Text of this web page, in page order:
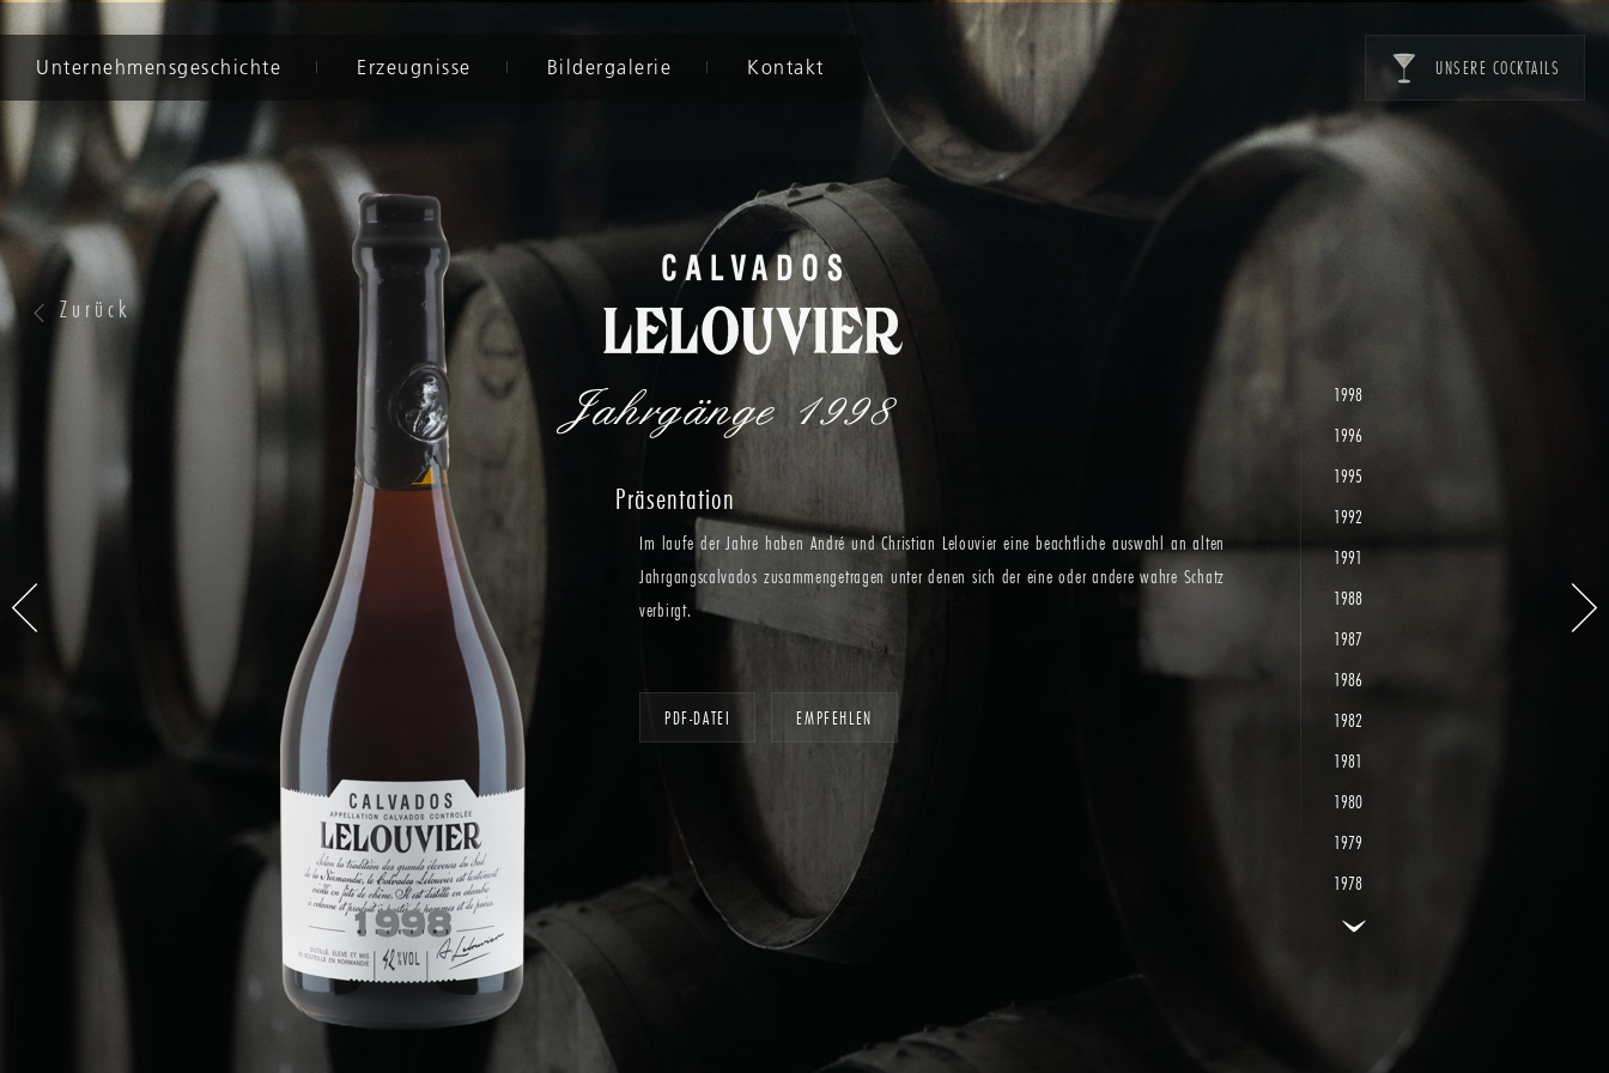
Unternehmensgeschichte Erzeugnisse Bildergalerie Kontakt UNSERE COCKTAILS
Zurück
Jahrgänge 1998
Präsentation
Im laufe der Jahre haben André und Christian Lelouvier eine beachtliche auswahl an alten
Jahrgangscalvados zusammengetragen unter denen sich der eine oder andere wahre Schatz
verbirgt.
PDF-DATEI EMPFEHLEN
1998
1996
1995
1992
1991
1988
1987
1986
1982
1981
1980
1979
1978
1977